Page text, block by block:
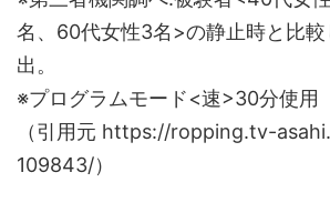
名、60代女性3名>の静止時と比
出。
※プログラムモード<速>30分使用
（引用元 https://ropping.tv-
109843/）